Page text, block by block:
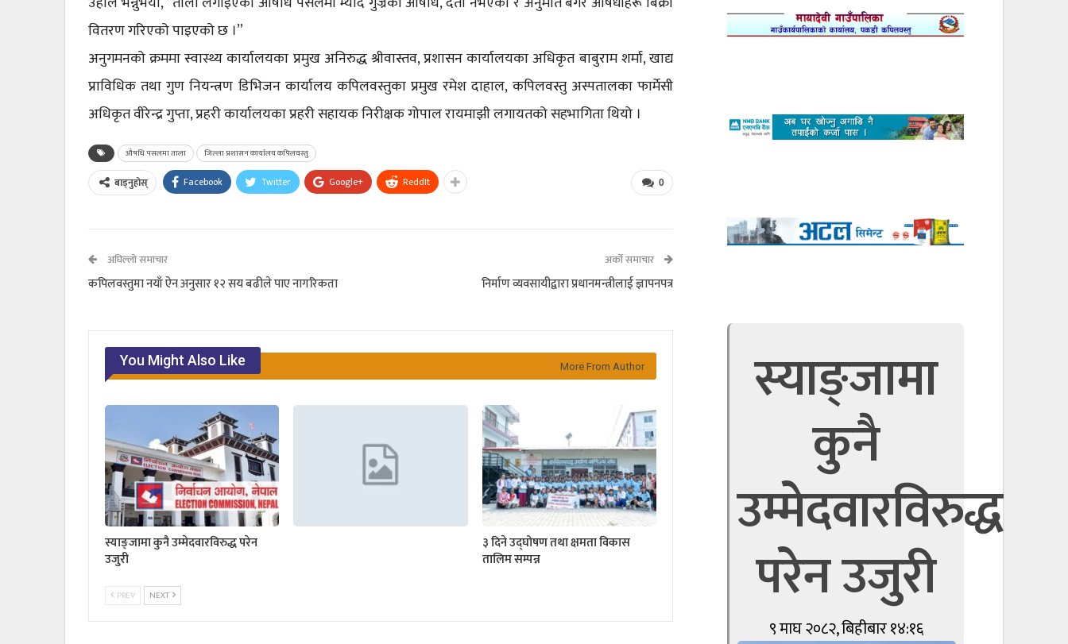
वितरण गरिएको पाइएको छ ।”
अनुगमनको क्रममा स्वास्थ्य कार्यालयका प्रमुख अनिरुद्ध श्रीवास्तव, प्रशासन कार्यालयका अधिकृत बाबुराम शर्मा, खाद्य
प्राविधिक तथा गुण नियन्त्रण डिभिजन कार्यालय कपिलवस्तुका प्रमुख रमेश दाहाल, कपिलवस्तु अस्पतालका फार्मेसी
अधिकृत वीरेन्द्र गुप्ता, प्रहरी कार्यालयका प्रहरी सहायक निरीक्षक गोपाल रायमाझी लगायतको सहभागिता थियो ।
औषधि पसलमा ताला जिल्ला प्रशासन कार्यालय कपिलवस्तु
0
बाड्नुहोस् Facebook Twitter Google+ ReddIt
अघिल्लो समाचार
कपिलवस्तुमा नयाँ ऐन अनुसार १२ सय बढीले पाए नागरिकता
अर्को समाचार
निर्माण व्यवसायीद्वारा प्रधानमन्त्रीलाई ज्ञापनपत्र
You Might Also Like More From Author
स्याङ्जामा कुनै उम्मेदवारविरुद्ध परेन
उजुरी
३ दिने उद्घोषण तथा क्षमता विकास
तालिम सम्पन्न
PREV NEXT
स्याङ्जामा
कुनै
उम्मेदवारविरुद्ध
परेन उजुरी
९ माघ २०८२, बिहीबार १४:१६